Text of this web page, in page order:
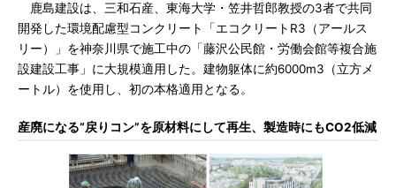
鹿島建設は、三和石産、東海大学・笠井哲郎教授の3者で共同
開発した環境配慮型コンクリート「エコクリートR3（アールス
リー）」を神奈川県で施工中の「藤沢公民館・労働会館等複合施
設建設工事」に大規模適用した。建物躯体に約6000m3（立方メ
ートル）を使用し、初の本格適用となる。
産廃になる“戻りコン”を原材料にして再生、製造時にもCO2低減